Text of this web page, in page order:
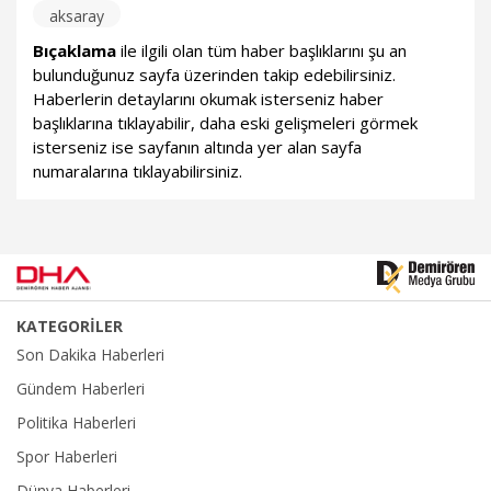
aksaray
Bıçaklama ile ilgili olan tüm haber başlıklarını şu an
bulunduğunuz sayfa üzerinden takip edebilirsiniz.
Haberlerin detaylarını okumak isterseniz haber
başlıklarına tıklayabilir, daha eski gelişmeleri görmek
isterseniz ise sayfanın altında yer alan sayfa
numaralarına tıklayabilirsiniz.
KATEGORİLER
Son Dakika Haberleri
Gündem Haberleri
Politika Haberleri
Spor Haberleri